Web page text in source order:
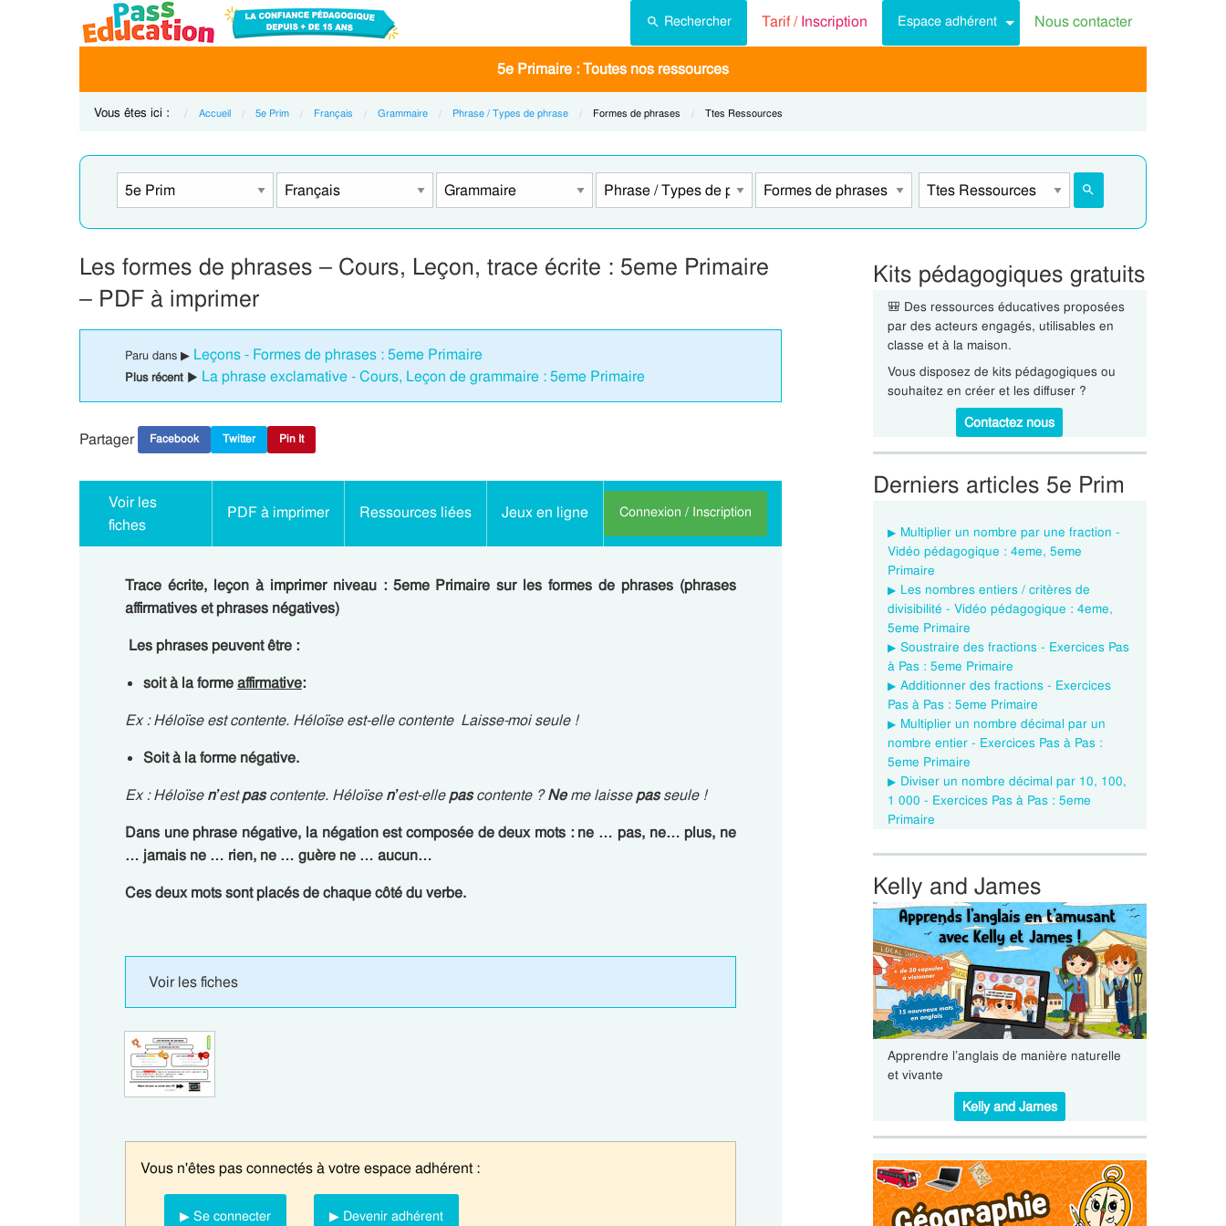
Rechercher Tarif /Inscription Espace adhérent Nous contacter
5e Primaire : Toutes nos ressources
Vous êtes ici : Accueil 5e Prim Français Grammaire Phrase / Types de phrase Current:
Formes de phrases Current:
Ttes Ressources
Les formes de phrases – Cours, Leçon, trace écrite : 5eme Primaire
– PDF à imprimer
Paru dans ▶ Leçons - Formes de phrases : 5eme Primaire
Plus récent ▶ La phrase exclamative - Cours, Leçon de grammaire : 5eme Primaire
Partager Facebook Twitter Pin It
Voir les
fiches
PDF à imprimer Ressources liées Jeux en ligne Connexion / Inscription
Trace écrite, leçon à imprimer niveau : 5eme Primaire sur les formes de phrases (phrases
affirmatives et phrases négatives)
Les phrases peuvent être :
soit à la formeaffirmative:
Ex : Héloïse est contente. Héloïse est-elle contente Laisse-moi seule !
Soit à la forme négative.
Ex : Héloïsen’estpascontente. Héloïsen’est-ellepascontente ?Neme laissepasseule !
Dans une phrase négative, la négation est composée de deux mots : ne … pas, ne… plus, ne
… jamais ne … rien, ne … guère ne … aucun…
Ces deux mots sont placés de chaque côté du verbe.
Voir les fiches
Vous n'êtes pas connectés à votre espace adhérent :
▶ Se connecter ▶ Devenir adhérent
Kits pédagogiques gratuits
🎒 Des ressources éducatives proposées
par des acteurs engagés, utilisables en
classe et à la maison.
Vous disposez de kits pédagogiques ou
souhaitez en créer et les diffuser ?
Contactez nous
Derniers articles 5e Prim
Multiplier un nombre par une fraction -
Vidéo pédagogique : 4eme, 5eme
Primaire
Les nombres entiers / critères de
divisibilité - Vidéo pédagogique : 4eme,
5eme Primaire
Soustraire des fractions - Exercices Pas
à Pas : 5eme Primaire
Additionner des fractions - Exercices
Pas à Pas : 5eme Primaire
Multiplier un nombre décimal par un
nombre entier - Exercices Pas à Pas :
5eme Primaire
Diviser un nombre décimal par 10, 100,
1 000 - Exercices Pas à Pas : 5eme
Primaire
Kelly and James
Apprendre l’anglais de manière naturelle
et vivante
Kelly and James